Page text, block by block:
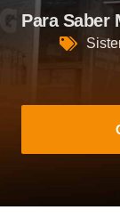
Para Saber